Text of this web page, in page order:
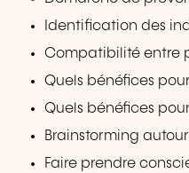
Identification des
Compatibilité entre
Quels bénéfices
Quels bénéfices
Brainstorming autour
Faire prendre